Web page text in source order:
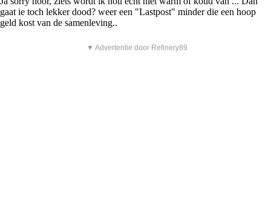
gaat ie toch lekker dood? weer een "Lastpost" minder die een hoop
geld kost van de samenleving..
▼ Advertentie door Refinery89